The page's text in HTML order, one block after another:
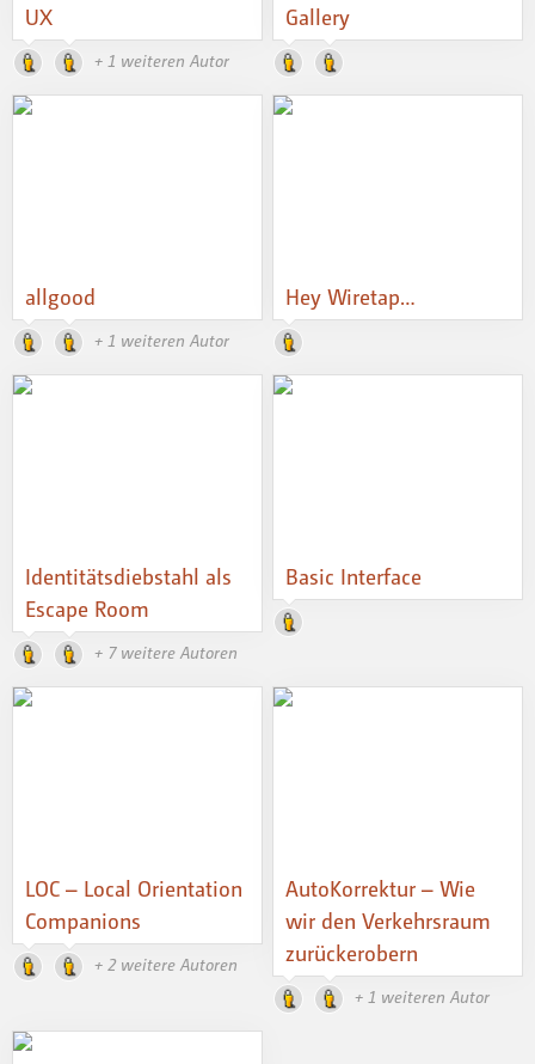
UX
+ 1 weiteren Autor
Gallery
allgood
+ 1 weiteren Autor
Hey Wiretap…
Identitätsdiebstahl als
Escape Room
+ 7 weitere Autoren
Basic Interface
LOC – Local Orientation
Companions
+ 2 weitere Autoren
AutoKorrektur – Wie
wir den Verkehrsraum
zurückerobern
+ 1 weiteren Autor